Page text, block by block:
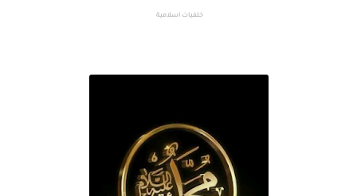
خلفيات اسلامية